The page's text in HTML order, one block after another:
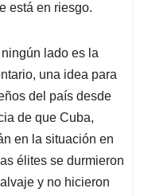
está en riesgo.
lado es la
una idea para
del país desde
de que Cuba,
en la situación en
élites se durmieron
y no hicieron